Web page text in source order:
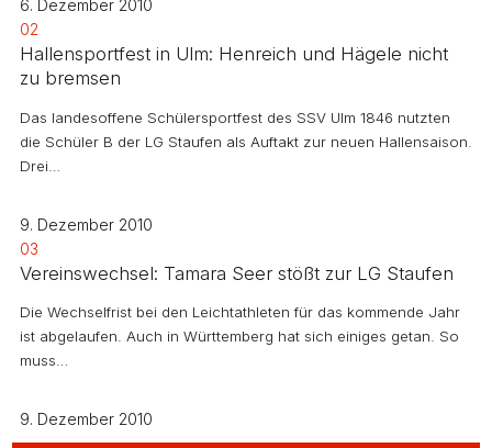
6. Dezember 2010
02
Hallensportfest in Ulm: Henreich und Hägele nicht
zu bremsen
Das landesoffene Schülersportfest des SSV Ulm 1846 nutzten
die Schüler B der LG Staufen als Auftakt zur neuen Hallensaison.
Drei…
9. Dezember 2010
03
Vereinswechsel: Tamara Seer stößt zur LG Staufen
Die Wechselfrist bei den Leichtathleten für das kommende Jahr
ist abgelaufen. Auch in Württemberg hat sich einiges getan. So
muss…
9. Dezember 2010